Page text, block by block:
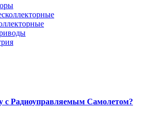
с Радиоуправляемым Самолетом?